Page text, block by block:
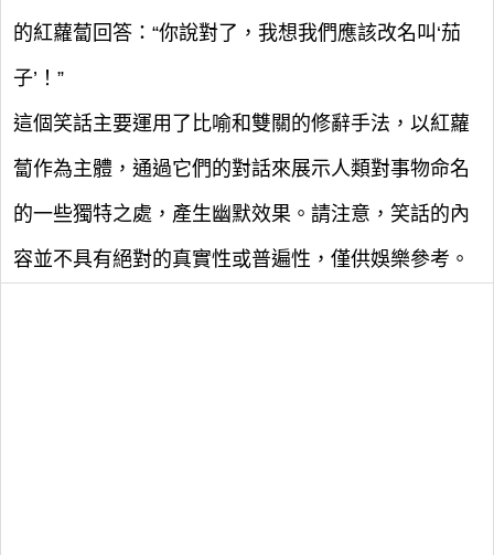
的紅蘿蔔回答：“你說對了，我想我們應該改名叫‘茄
子’！”
這個笑話主要運用了比喻和雙關的修辭手法，以紅蘿
蔔作為主體，通過它們的對話來展示人類對事物命名
的一些獨特之處，產生幽默效果。請注意，笑話的內
容並不具有絕對的真實性或普遍性，僅供娛樂參考。